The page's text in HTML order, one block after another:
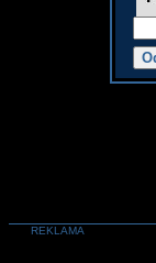
REKLAMA